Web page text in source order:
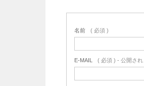
名前 ( 必須 )
E-MAIL ( 必須 ) - 公開され